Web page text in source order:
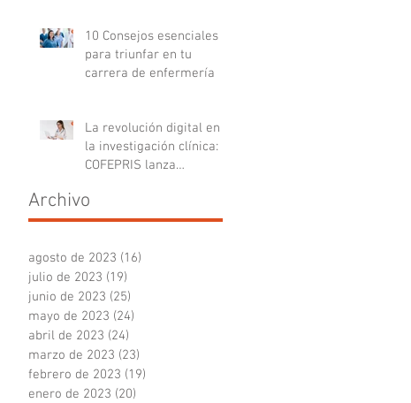
10 Consejos esenciales
para triunfar en tu
carrera de enfermería
La revolución digital en
la investigación clínica:
COFEPRIS lanza
Archivo
agosto de 2023 (16)
julio de 2023 (19)
junio de 2023 (25)
mayo de 2023 (24)
abril de 2023 (24)
marzo de 2023 (23)
febrero de 2023 (19)
enero de 2023 (20)